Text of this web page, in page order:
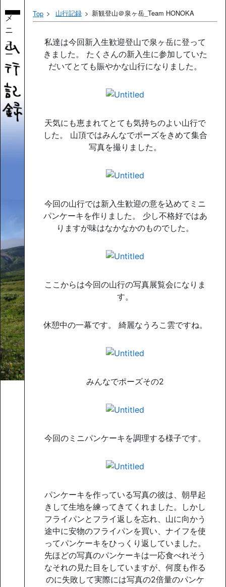
メ
ニ
ュ
ー
Top 山行記録 新観登山＠泉ヶ岳_Team HONOKA
私達は今回新入生歓迎登山で泉ヶ岳に登って
きました。 たくさんの新入生に参加していた
だいてとても賑やかな山行になりました。
天気にも恵まれてとても気持ちのよい山行で
した。 山頂ではみんなでポーズをきめて集合
写真を撮りました。
今回の山行では新入生歓迎の意を込めてミニ
パンケーキを作りました。 少し不格好ではあ
りますが味はなかなかのものでした。
ここからは今回の山行の写真展覧会になりま
す。
休憩中の一幕です。 綺麗なうろこ雲ですね。
みんなでポーズその2
今回のミニパンケーキを調理する様子です。
パンケーキを作っている写真の彼は、朝早起
きして生地を練ってきてくれました。しかし
フライパンとフライ返しを忘れ、山に向かう
途中に安物のフライパンを買い、ナイフを使
ってパンケーキをひっくり返していました。
先ほどの写真のパンケーキは一応食べれそう
なそれの見た目をしていますが、何度も作る
のに失敗して実際には写真の2倍量のパンケ